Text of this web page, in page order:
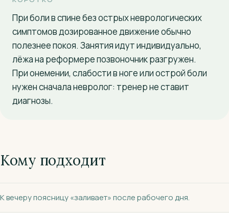
При боли в спине без острых неврологических
симптомов дозированное движение обычно
полезнее покоя. Занятия идут индивидуально,
лёжа на реформере позвоночник разгружен.
При онемении, слабости в ноге или острой боли
нужен сначала невролог: тренер не ставит
диагнозы.
Кому подходит
К вечеру поясницу «заливает» после рабочего дня.